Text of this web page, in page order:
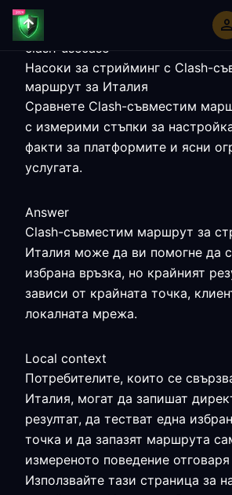
clash-usecase
Насоки за стрийминг с Clash-
маршрут за Италия
Сравнете Clash-съвместим
с измерими стъпки за
факти за платформите и ясни
услугата.
Answer
Clash-съвместим маршрут за
Италия може да ви помогне да
избрана връзка, но крайният
зависи от крайната точка,
локалната мрежа.
Local context
Потребителите, които се
Италия, могат да запишат
резултат, да тестват една
точка и да запазят маршрута
измереното поведение отговаря
Използвайте тази страница за